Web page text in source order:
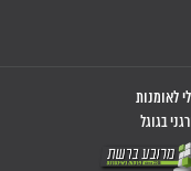
לאומנות
בגוגל